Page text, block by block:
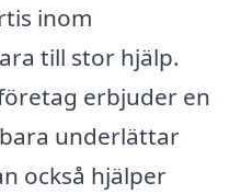
inom
till stor hjälp.
erbjuder en
underlättar
också hjälper